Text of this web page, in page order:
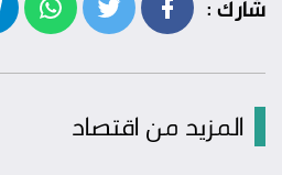
شارك :
المزيد من اقتصاد